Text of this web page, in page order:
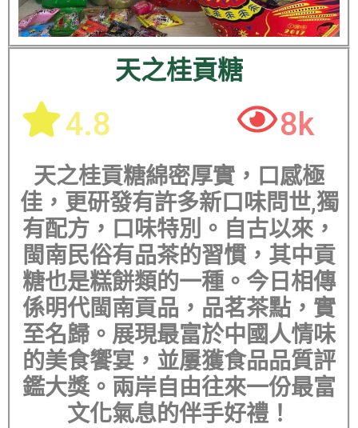
天之桂貢糖
4.8 8k
天之桂貢糖綿密厚實，口感極
佳，更研發有許多新口味問世,獨
有配方，口味特別。自古以來，
閩南民俗有品茶的習慣，其中貢
糖也是糕餅類的一種。今日相傳
係明代閩南貢品，品茗茶點，實
至名歸。展現最富於中國人情味
的美食饗宴，並屢獲食品品質評
鑑大獎。兩岸自由往來一份最富
文化氣息的伴手好禮！